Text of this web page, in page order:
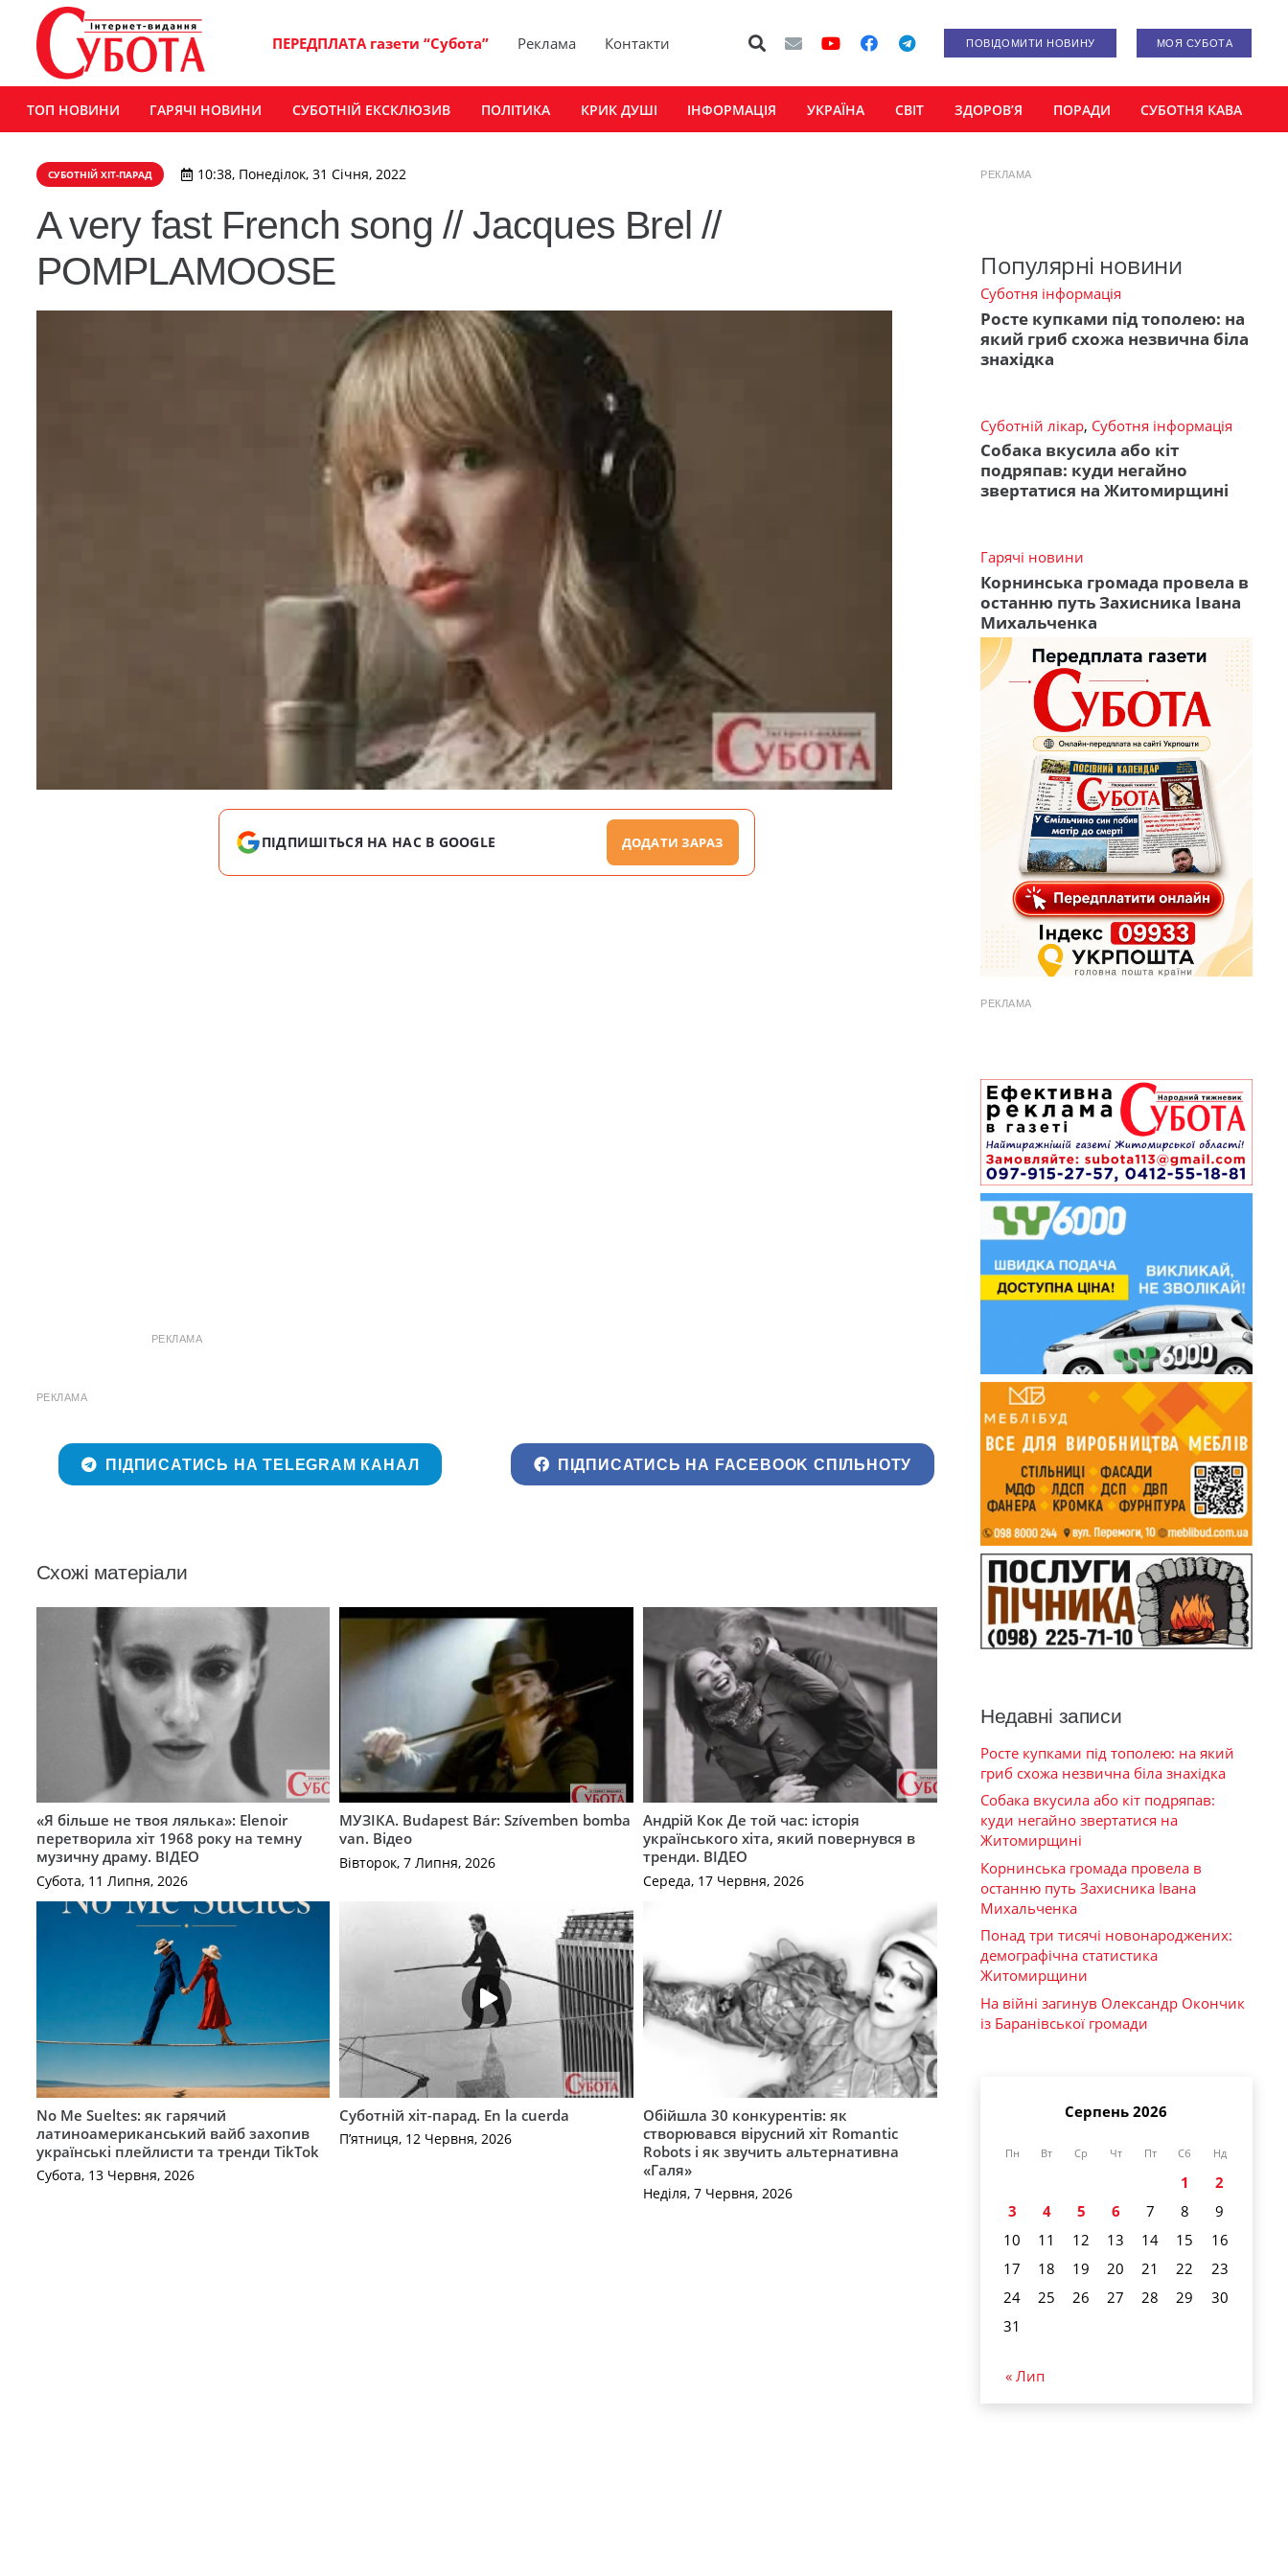
ПЕРЕДПЛАТА газети “Субота” Реклама Контакти ПОВІДОМИТИ НОВИНУ МОЯ СУБОТА
ТОП НОВИНИ ГАРЯЧІ НОВИНИ СУБОТНІЙ ЕКСКЛЮЗИВ ПОЛІТИКА КРИК ДУШІ ІНФОРМАЦІЯ УКРАЇНА СВІТ ЗДОРОВ’Я ПОРАДИ СУБОТНЯ КАВА
СУБОТНІЙ ХІТ-ПАРАД 10:38, Понеділок, 31 Січня, 2022
A very fast French song // Jacques Brel //
POMPLAMOOSE
ПІДПИШІТЬСЯ НА НАС В GOOGLE ДОДАТИ ЗАРАЗ
РЕКЛАМА
РЕКЛАМА
ПІДПИСАТИСЬ НА TELEGRAM КАНАЛ ПІДПИСАТИСЬ НА FACEBOOK СПІЛЬНОТУ
Схожі матеріали
«Я більше не твоя лялька»: Elenoir
перетворила хіт 1968 року на темну
музичну драму. ВІДЕО
Субота, 11 Липня, 2026
МУЗІКА. Budapest Bár: Szívemben bomba
van. Відео
Вівторок, 7 Липня, 2026
Андрій Кок Де той час: історія
українського хіта, який повернувся в
тренди. ВІДЕО
Середа, 17 Червня, 2026
No Me Sueltes: як гарячий
латиноамериканський вайб захопив
українські плейлисти та тренди TikTok
Субота, 13 Червня, 2026
Суботній хіт-парад. En la cuerda
П’ятниця, 12 Червня, 2026
Обійшла 30 конкурентів: як
створювався вірусний хіт Romantic
Robots і як звучить альтернативна
«Галя»
Неділя, 7 Червня, 2026
РЕКЛАМА
Популярні новини
Суботня інформація
Росте купками під тополею: на
який гриб схожа незвична біла
знахідка
Суботній лікар, Суботня інформація
Собака вкусила або кіт
подряпав: куди негайно
звертатися на Житомирщині
Гарячі новини
Корнинська громада провела в
останню путь Захисника Івана
Михальченка
РЕКЛАМА
Недавні записи
Росте купками під тополею: на який
гриб схожа незвична біла знахідка
Собака вкусила або кіт подряпав:
куди негайно звертатися на
Житомирщині
Корнинська громада провела в
останню путь Захисника Івана
Михальченка
Понад три тисячі новонароджених:
демографічна статистика
Житомирщини
На війні загинув Олександр Окончик
із Баранівської громади
Серпень 2026
Пн Вт Ср Чт Пт Сб Нд
1
2
3
4 5 6 7 8
9
10
11 12 13 14 15
16
17
18 19 20 21 22
23
24
25 26 27 28 29
30
31
« Лип